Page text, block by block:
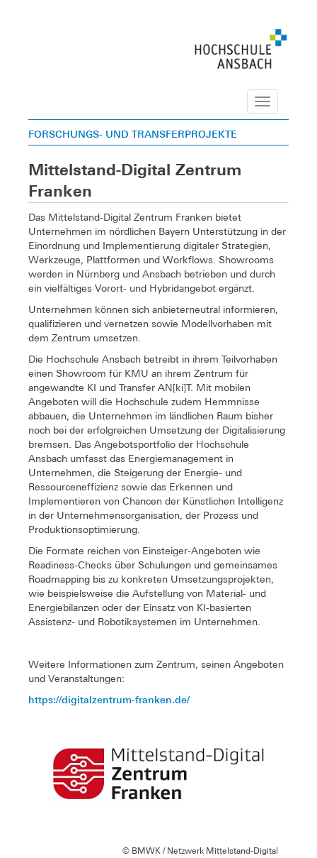
Navigation
FORSCHUNGS- UND TRANSFERPROJEKTE
Mittelstand-Digital Zentrum
Franken
Das Mittelstand-Digital Zentrum Franken bietet
Unternehmen im nördlichen Bayern Unterstützung in der
Einordnung und Implementierung digitaler Strategien,
Werkzeuge, Plattformen und Workflows. Showrooms
werden in Nürnberg und Ansbach betrieben und durch
ein vielfältiges Vorort- und Hybridangebot ergänzt.
Unternehmen können sich anbieterneutral informieren,
qualifizieren und vernetzen sowie Modellvorhaben mit
dem Zentrum umsetzen.
Die Hochschule Ansbach betreibt in ihrem Teilvorhaben
einen Showroom für KMU an ihrem Zentrum für
angewandte KI und Transfer AN[ki]T. Mit mobilen
Angeboten will die Hochschule zudem Hemmnisse
abbauen, die Unternehmen im ländlichen Raum bisher
noch bei der erfolgreichen Umsetzung der Digitalisierung
bremsen. Das Angebotsportfolio der Hochschule
Ansbach umfasst das Energiemanagement in
Unternehmen, die Steigerung der Energie- und
Ressourceneffizienz sowie das Erkennen und
Implementieren von Chancen der Künstlichen Intelligenz
in der Unternehmensorganisation, der Prozess und
Produktionsoptimierung.
Die Formate reichen von Einsteiger-Angeboten wie
Readiness-Checks über Schulungen und gemeinsames
Roadmapping bis zu konkreten Umsetzungsprojekten,
wie beispielsweise die Aufstellung von Material- und
Energiebilanzen oder der Einsatz von KI-basierten
Assistenz- und Robotiksystemen im Unternehmen.
Weitere Informationen zum Zentrum, seinen Angeboten
und Veranstaltungen:
https://digitalzentrum-franken.de/
© BMWK / Netzwerk Mittelstand-Digital